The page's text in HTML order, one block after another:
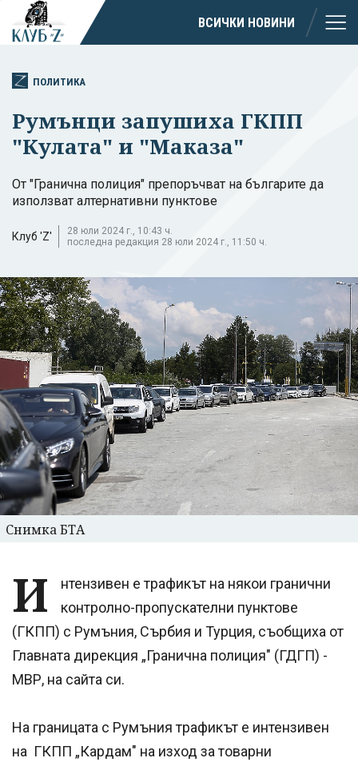
ВСИЧКИ НОВИНИ
ПОЛИТИКА
Румънци запушиха ГКПП
"Кулата" и "Маказа"
От "Гранична полиция" препоръчват на българите да
използват алтернативни пунктове
Клуб 'Z'
28 юли 2024 г., 10:43 ч.
последна редакция 28 юли 2024 г., 11:50 ч.
Снимка БТА
И
нтензивен е трафикът на някои гранични
контролно-пропускателни пунктове
(ГКПП) с Румъния, Сърбия и Турция, съобщиха от
Главната дирекция „Гранична полиция" (ГДГП) -
МВР, на сайта си.
На границата с Румъния трафикът е интензивен
на ГКПП „Кардам" на изход за товарни